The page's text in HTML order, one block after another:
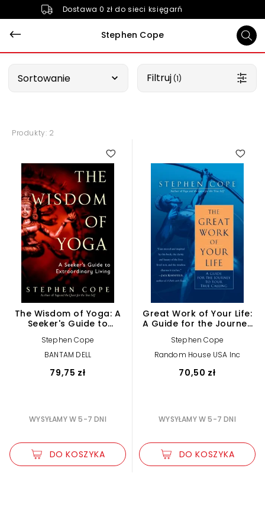
Dostawa 0 zł do sieci księgarń
Stephen Cope
Sortowanie Filtruj (1)
Produkty: 2
The Wisdom of Yoga: A
Seeker's Guide to
Stephen Cope
BANTAM DELL
79,75 zł
WYSYŁAMY W 5-7 DNI
DO KOSZYKA
Great Work of Your Life:
A Guide for the Journey
Stephen Cope
Random House USA Inc
70,50 zł
WYSYŁAMY W 5-7 DNI
DO KOSZYKA